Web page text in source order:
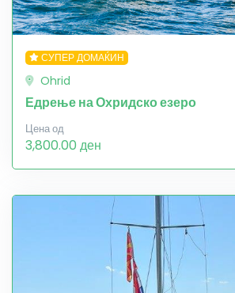
СУПЕР ДОМАЌИН
Ohrid
Едрење на Охридско езеро
Цена од
3,800.00 ден